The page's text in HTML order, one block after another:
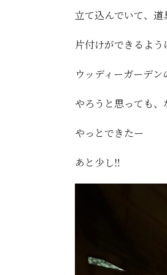
立て込んでいて、
片付けができるよう
ウッディーガーデ
やろうと思っても
やっとできたー
あと少し‼️